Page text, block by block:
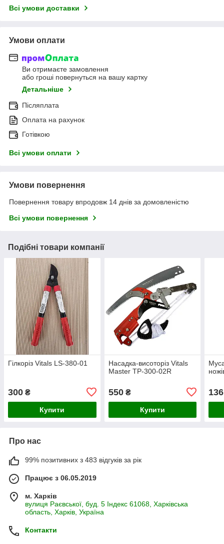
Всі умови доставки
Умови оплати
Ви отримаєте замовлення
або гроші повернуться на вашу картку
Детальніше
Післяплата
Оплата на рахунок
Готівкою
Всі умови оплати
Умови повернення
Повернення товару впродовж 14 днів за домовленістю
Всі умови повернення
Подібні товари компанії
Гілкоріз Vitals LS-380-01
300 ₴
Купити
Насадка-висоторіз Vitals
Master TP-300-02R
550₴
Купити
136
Про нас
99% позитивних з 483 відгуків за рік
Працює з 06.05.2019
м. Харків
вулиця Раєвської, буд. 5 Індекс 61068, Харківська
область, Харків, Україна
Контакти